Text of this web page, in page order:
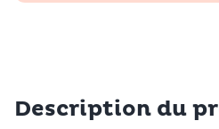
Description du